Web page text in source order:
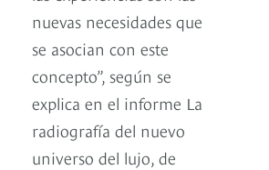
nuevas necesidades que
se asocian con este
concepto”, según se
explica en el informe La
radiografía del nuevo
universo del lujo, de